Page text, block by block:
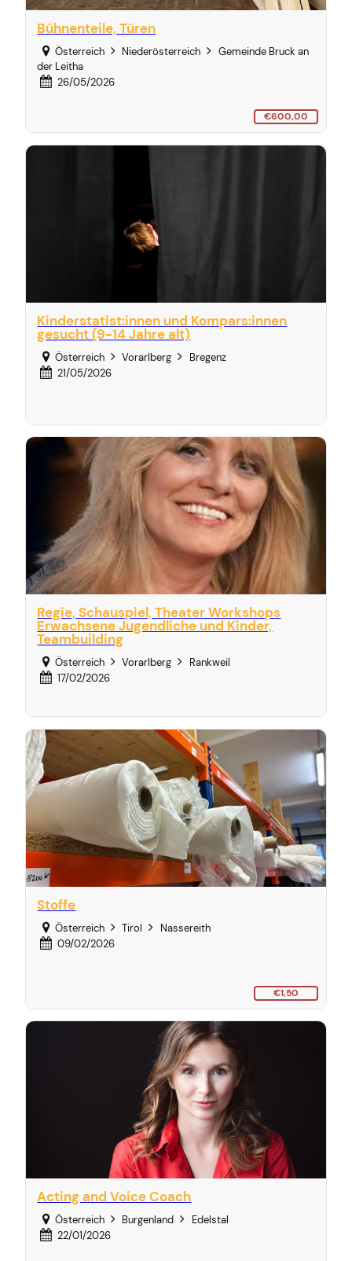
Bühnenteile, Türen
Österreich Niederösterreich
Gemeinde Bruck an
der Leitha
26/05/2026
€600,00
Kinderstatist:innen und Kompars:innen
gesucht (9-14 Jahre alt)
Österreich Vorarlberg
Bregenz
21/05/2026
Regie, Schauspiel, Theater Workshops
Erwachsene Jugendliche und Kinder,
Teambuilding
Österreich Vorarlberg
Rankweil
17/02/2026
Stoffe
Österreich Tirol
Nassereith
09/02/2026
€1,50
Acting and Voice Coach
Österreich Burgenland
Edelstal
22/01/2026